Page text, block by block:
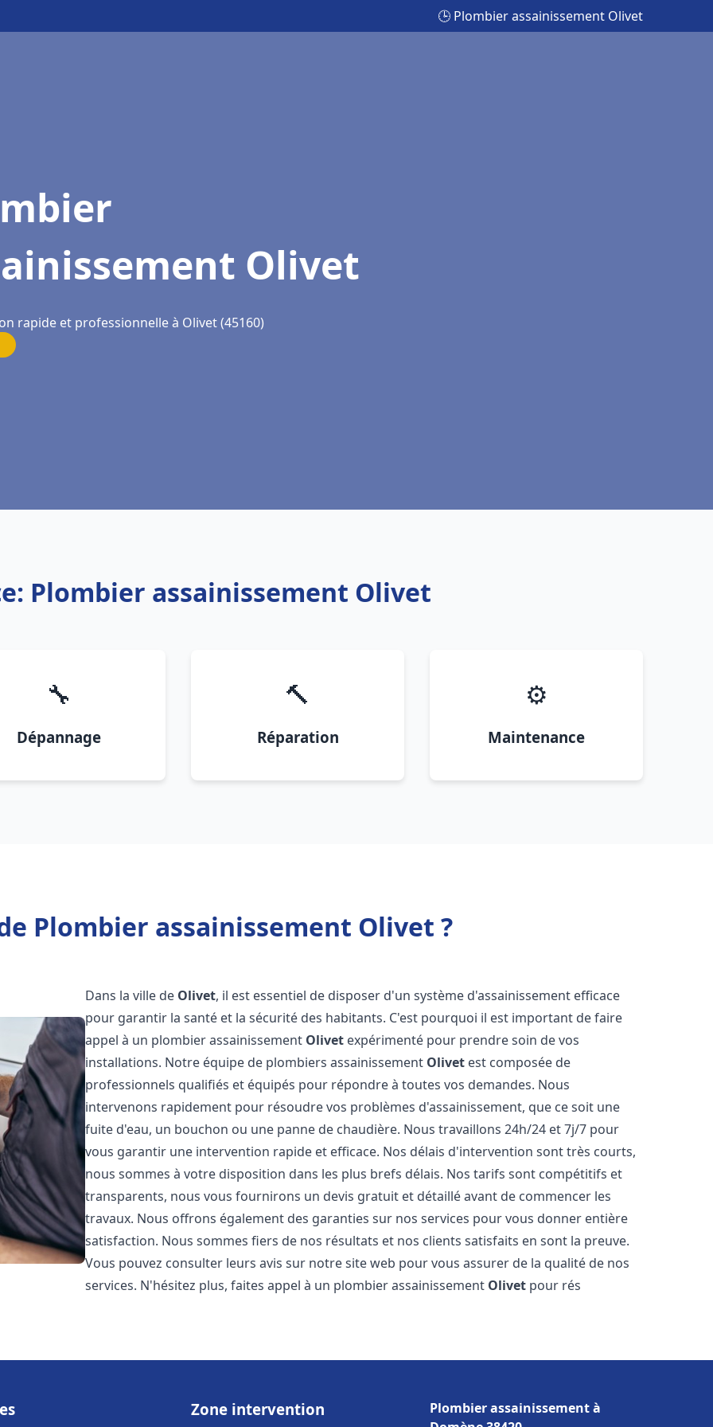
🕒 Plombier assainissement Olivet
Olivet
rapide et professionnelle à Olivet (45160)
Plombier assainissement Olivet
🔧
Dépannage
🔨
Réparation
⚙️
Maintenance
Plombier assainissement Olivet ?
Dans la ville de Olivet, il est essentiel de disposer d'un système d'assainissement efficace
pour garantir la santé et la sécurité des habitants. C'est pourquoi il est important de faire
appel à un plombier assainissement Olivet expérimenté pour prendre soin de vos
installations. Notre équipe de plombiers assainissement Olivet est composée de
professionnels qualifiés et équipés pour répondre à toutes vos demandes. Nous
intervenons rapidement pour résoudre vos problèmes d'assainissement, que ce soit une
fuite d'eau, un bouchon ou une panne de chaudière. Nous travaillons 24h/24 et 7j/7 pour
vous garantir une intervention rapide et efficace. Nos délais d'intervention sont très courts,
nous sommes à votre disposition dans les plus brefs délais. Nos tarifs sont compétitifs et
transparents, nous vous fournirons un devis gratuit et détaillé avant de commencer les
travaux. Nous offrons également des garanties sur nos services pour vous donner entière
satisfaction. Nous sommes fiers de nos résultats et nos clients satisfaits en sont la preuve.
Vous pouvez consulter leurs avis sur notre site web pour vous assurer de la qualité de nos
services. N'hésitez plus, faites appel à un plombier assainissement Olivet pour rés
Zone intervention
Plombier assainissement à